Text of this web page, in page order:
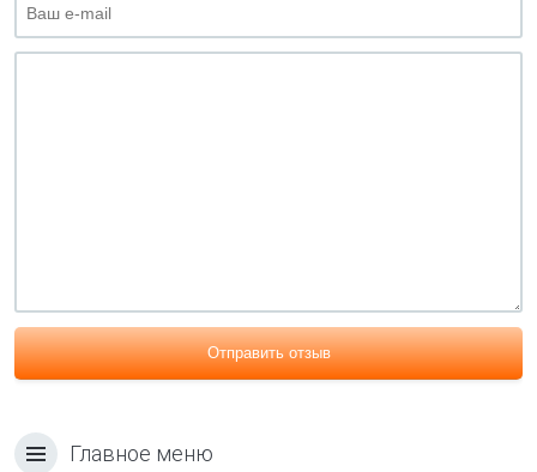
Отправить отзыв
Главное меню